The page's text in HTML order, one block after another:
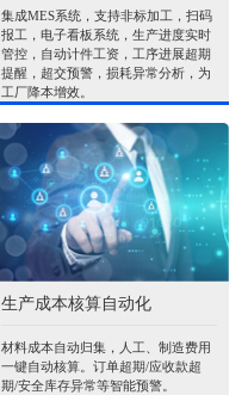
集成MES系统，支持非标加工，扫码
报工，电子看板系统，生产进度实时
管控，自动计件工资，工序进展超期
提醒，超交预警，损耗异常分析，为
工厂降本增效。
生产成本核算自动化
材料成本自动归集，人工、制造费用
一键自动核算。订单超期/应收款超
期/安全库存异常等智能预警。